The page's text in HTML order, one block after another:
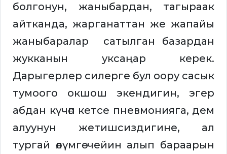
болгонун, жаныбардан, тагыраак
айтканда, жарганаттан же жапайы
жаныбаралар сатылган базардан
жукканын уксаңар керек.
Дарыгерлер силерге бул оору сасык
тумоого окшош экендигин, эгер
абдан күчөп кетсе пневмонияга, дем
алуунун жетишсиздигине, ал
тургай өлүмгө чейин алып бараарын